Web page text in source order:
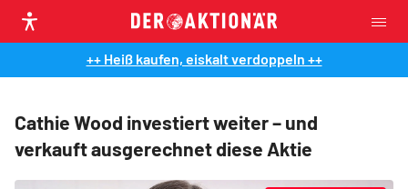
++ Heiß kaufen, eiskalt verdoppeln ++
Cathie Wood investiert weiter – und
verkauft ausgerechnet diese Aktie